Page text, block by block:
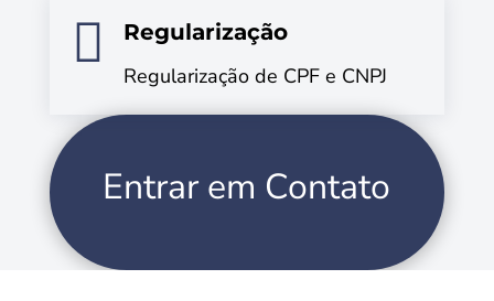

Regularização
Regularização de CPF e CNPJ
Entrar em Contato